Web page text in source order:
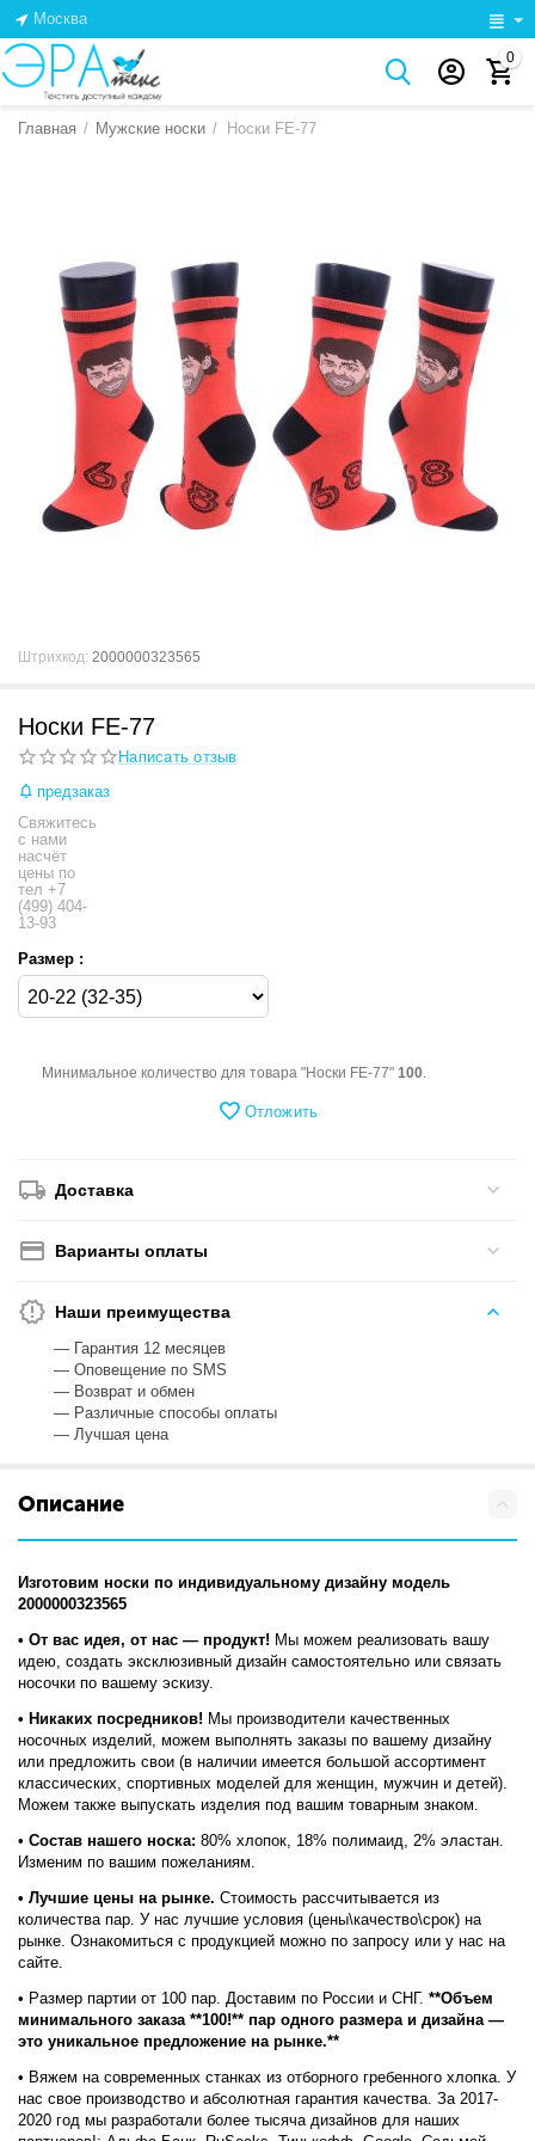
Москва
0
Главная / Мужские носки / Носки FE-77
Штрихкод: 2000000323565
Носки FE-77
Написать отзыв
предзаказ
Свяжитесь
с нами
насчёт
цены по
тел +7
(499) 404-
13-93
Размер :
Минимальное количество для товара "Носки FE-77"100.
Отложить
Доставка
Варианты оплаты
Наши преимущества
— Гарантия 12 месяцев
— Оповещение по SMS
— Возврат и обмен
— Различные способы оплаты
— Лучшая цена
Описание
Изготовим носки по индивидуальному дизайну модель
2000000323565
• От вас идея, от нас — продукт! Мы можем реализовать вашу
идею, создать эксклюзивный дизайн самостоятельно или связать
носочки по вашему эскизу.
• Никаких посредников! Мы производители качественных
носочных изделий, можем выполнять заказы по вашему дизайну
или предложить свои (в наличии имеется большой ассортимент
классических, спортивных моделей для женщин, мужчин и детей).
Можем также выпускать изделия под вашим товарным знаком.
•Состав нашего носка: 80% хлопок, 18% полимаид, 2% эластан.
Изменим по вашим пожеланиям.
• Лучшие цены на рынке. Стоимость рассчитывается из
количества пар. У нас лучшие условия (цены\качество\срок) на
рынке. Ознакомиться с продукцией можно по запросу или у нас на
сайте.
• Размер партии от 100 пар. Доставим по России и СНГ.**Объем
минимального заказа **100!** пар одного размера и дизайна —
это уникальное предложение на рынке.**
• Вяжем на современных станках из отборного гребенного хлопка. У
нас свое производство и абсолютная гарантия качества. За 2017-
2020 год мы разработали более тысяча дизайнов для наших